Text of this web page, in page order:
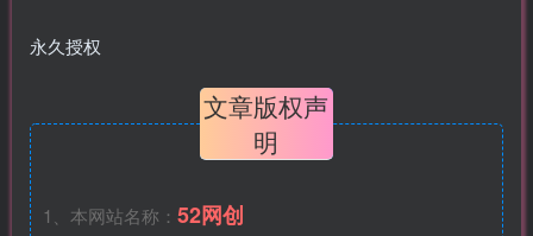
永久授权
文章版权声
明
1、本网站名称： 52网创